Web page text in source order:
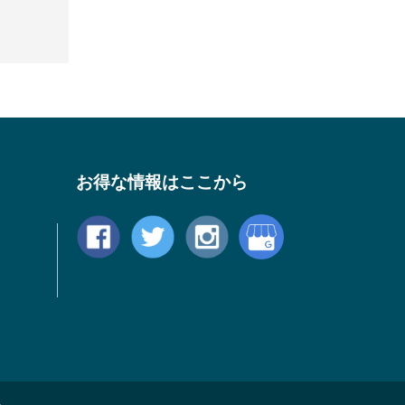
お得な情報はここから